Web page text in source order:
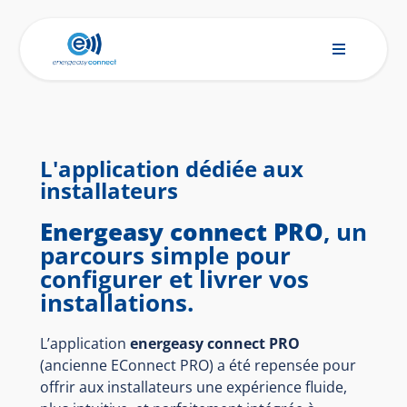
L'application dédiée aux
installateurs
Energeasy connect PRO, un
parcours simple pour
configurer et livrer vos
installations.
L’application energeasy connect PRO
(ancienne EConnect PRO) a été repensée pour
offrir aux installateurs une expérience fluide,